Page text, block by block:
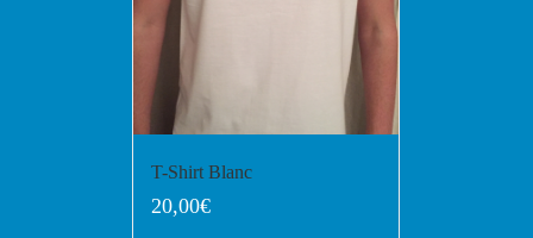
T-Shirt Blanc
20,00€